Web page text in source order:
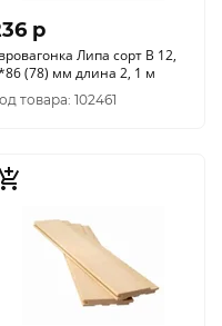
p
Липа сорт В 12,
(78) мм длина 2, 1 м
товара: 102461